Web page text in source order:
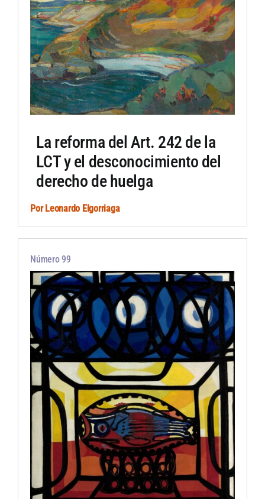
La reforma del Art. 242 de la
LCT y el desconocimiento del
derecho de huelga
PorLeonardo Elgorriaga
Número 99